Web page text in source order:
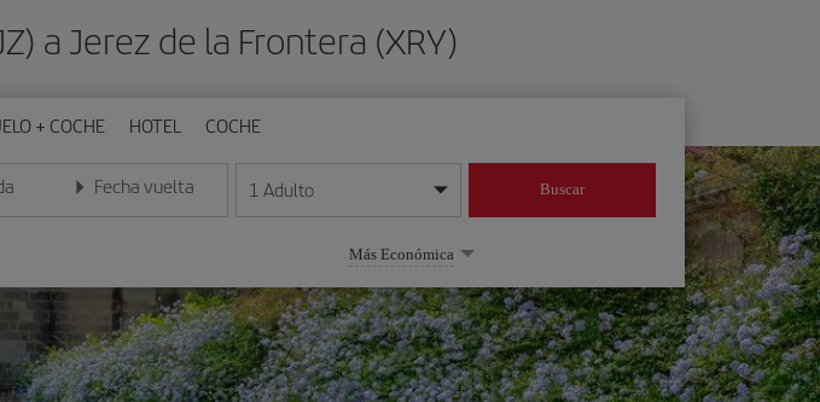
a Jerez de la Frontera (XRY)
+ COCHE HOTEL COCHE
fecha en formato día/mes/año
Fecha vuelta
Introduce la fecha en formato día/mes/año
1 Adulto Buscar
Más Económica